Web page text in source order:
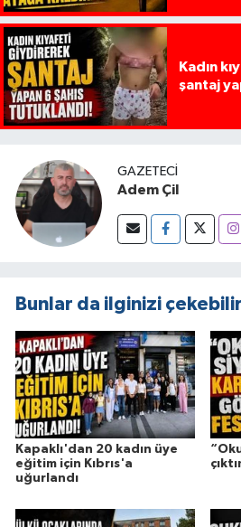
Kadın
şantaj
GAZETECI
Adem Çil
Bunlar da ilginizi çekebilir
Kapaklı'dan 20 kadın üye
eğitim için Kıbrıs'a
uğurlandı